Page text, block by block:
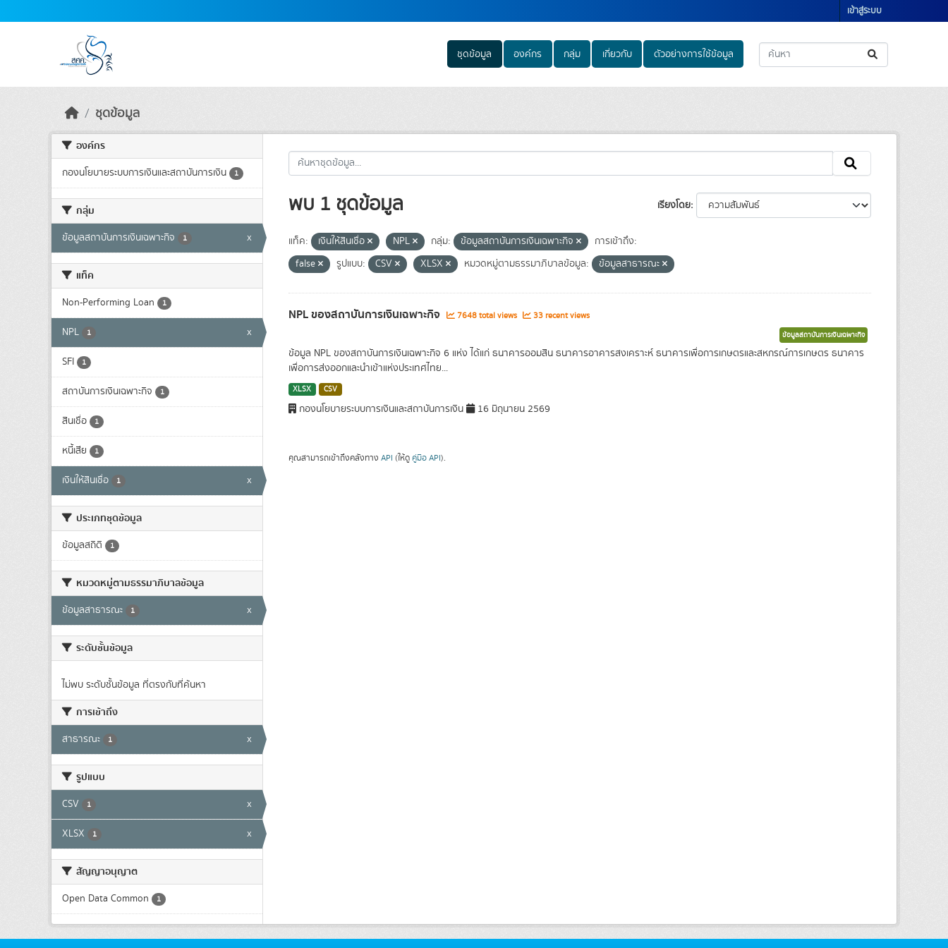
เข้าสู่ระบบ
ชุดข้อมูล องค์กร กลุ่ม เกี่ยวกับ ตัวอย่างการใช้ข้อมูล
ชุดข้อมูล
องค์กร
กองนโยบายระบบการเงินและสถาบันการเงิน 1
กลุ่ม
ข้อมูลสถาบันการเงินเฉพาะกิจ 1 x
แท็ค
Non-Performing Loan 1
NPL 1 x
SFI 1
สถาบันการเงินเฉพาะกิจ 1
สินเชื่อ 1
หนี้เสีย 1
เงินให้สินเชื่อ 1 x
ประเภทชุดข้อมูล
ข้อมูลสถิติ 1
หมวดหมู่ตามธรรมาภิบาลข้อมูล
ข้อมูลสาธารณะ 1 x
ระดับชั้นข้อมูล
ไม่พบ ระดับชั้นข้อมูล ที่ตรงกับที่ค้นหา
การเข้าถึง
สาธารณะ 1 x
รูปแบบ
CSV 1 x
XLSX 1 x
สัญญาอนุญาต
Open Data Common 1
เรียงโดย
พบ 1 ชุดข้อมูล
แท็ค: เงินให้สินเชื่อ NPL กลุ่ม: ข้อมูลสถาบันการเงินเฉพาะกิจ
การเข้าถึง:
false
รูปแบบ: CSV XLSX หมวดหมู่ตามธรรมาภิบาลข้อมูล: ข้อมูลสาธารณะ
NPL ของสถาบันการเงินเฉพาะกิจ 7648 total views 33 recent views
ข้อมูลสถาบันการเงินเฉพาะกิจ
ข้อมูล NPL ของสถาบันการเงินเฉพาะกิจ 6 แห่ง ได้แก่ ธนาคารออมสิน ธนาคารอาคารสงเคราะห์ ธนาคารเพื่อการเกษตรและสหกรณ์การเกษตร ธนาคาร
เพื่อการส่งออกและนำเข้าแห่งประเทศไทย...
XLSX CSV
กองนโยบายระบบการเงินและสถาบันการเงิน 16 มิถุนายน 2569
คุณสามารถเข้าถึงคลังทาง API (ให้ดู คู่มือ API).